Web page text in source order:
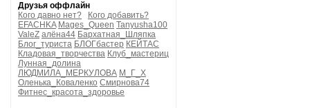
Друзья оффлайн
Кого давно нет?
Кого добавить?
EFACHKA Mages_Queen Tanyusha100
ValeZ алёна44 Бархатная_Шляпка
Блог_туриста БЛОГбастер КЕЙТАС
Кладовая_творчества Клуб_мастериц
Лунная_долина
ЛЮДМИЛА_МЕРКУЛОВА М_Г_Х
Оленька_Коваленко Смирнова74
Фитнес_красота_здоровье